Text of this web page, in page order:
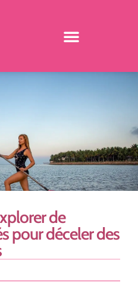
de
pour déceler des